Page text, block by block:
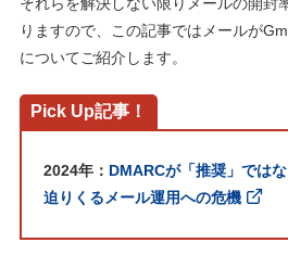
りますので、この記事ではメールが
についてご紹介します。
Pick Up記事！
2024年： DMARCが「推奨」では
迫りくるメール運用への危機